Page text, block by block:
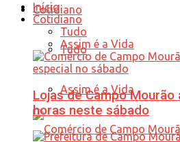
Cotidiano
Tudo
Assim é a Vida
Início
Cotidiano
Tudo
Assim é a Vida
Lojas de Campo
horas neste sábado